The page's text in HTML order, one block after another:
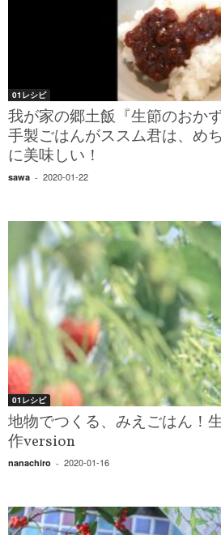
01レシピ
我が家の郷土飯『生節のおか
手製ごはんがススム君は、め
に美味しい！
sawa - 2020-01-22
01レシピ
地物でつくる、みえごはん！
作version
nanachiro - 2020-01-16